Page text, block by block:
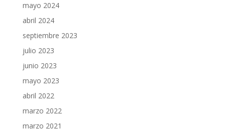
mayo 2024
abril 2024
septiembre 2023
julio 2023
junio 2023
mayo 2023
abril 2022
marzo 2022
marzo 2021